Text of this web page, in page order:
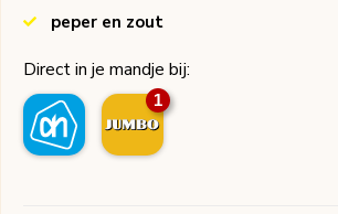
peper en zout
Direct in je mandje bij:
1